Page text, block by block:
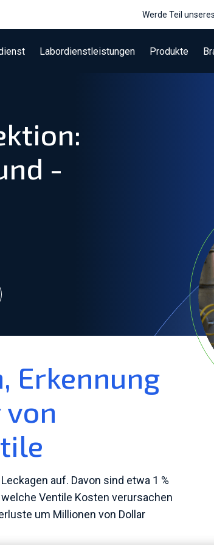
Werde Teil
Labordienstleistungen Produkte
-
Erkennung
auf. Davon sind etwa 1 %
Ventile Kosten verursachen
um Millionen von Dollar